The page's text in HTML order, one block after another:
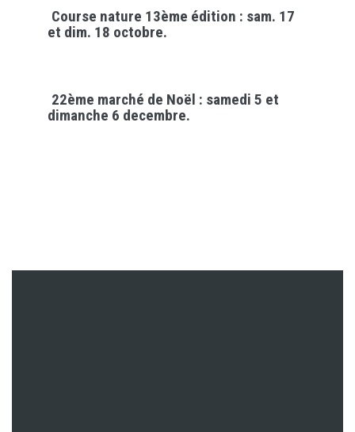
Course nature 13ème édition : sam. 17
et dim. 18 octobre.
22ème marché de Noël : samedi 5 et
dimanche 6 decembre.